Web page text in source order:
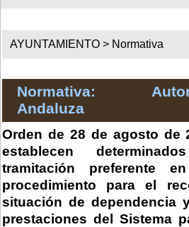
AYUNTAMIENTO > Normativa
Normativa:
Andaluza
Orden de 28 de agosto de
establecen
tramitación preferente
procedimiento para el
situación de dependencia
prestaciones del Sistema